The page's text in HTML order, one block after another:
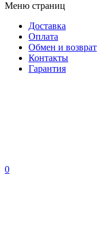
Меню страниц
Доставка
Оплата
Обмен и возврат
Контакты
Гарантия
0